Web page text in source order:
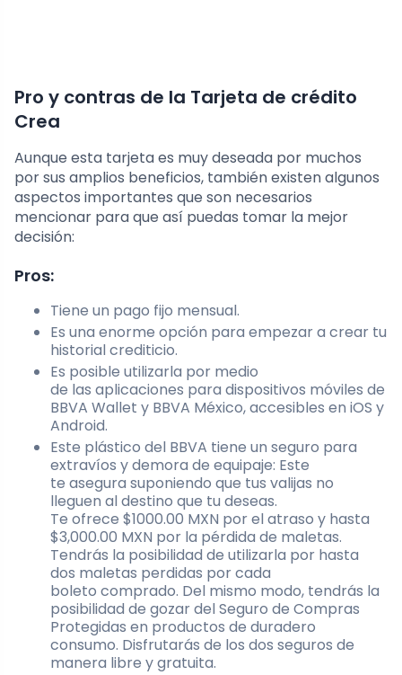
Pro y contras de la Tarjeta de crédito
Crea
Aunque esta tarjeta es muy deseada por muchos
por sus amplios beneficios, también existen algunos
aspectos importantes que son necesarios
mencionar para que así puedas tomar la mejor
decisión:
Pros:
Tiene un pago fijo mensual.
Es una enorme opción para empezar a crear tu
historial crediticio.
Es posible utilizarla por medio
de las aplicaciones para dispositivos móviles de
BBVA Wallet y BBVA México, accesibles en iOS y
Android.
Este plástico del BBVA tiene un seguro para
extravíos y demora de equipaje: Este
te asegura suponiendo que tus valijas no
lleguen al destino que tu deseas.
Te ofrece $1000.00 MXN por el atraso y hasta
$3,000.00 MXN por la pérdida de maletas.
Tendrás la posibilidad de utilizarla por hasta
dos maletas perdidas por cada
boleto comprado. Del mismo modo, tendrás la
posibilidad de gozar del Seguro de Compras
Protegidas en productos de duradero
consumo. Disfrutarás de los dos seguros de
manera libre y gratuita.